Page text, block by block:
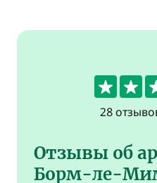
4.6
28
Отзывы об
Борм-ле-